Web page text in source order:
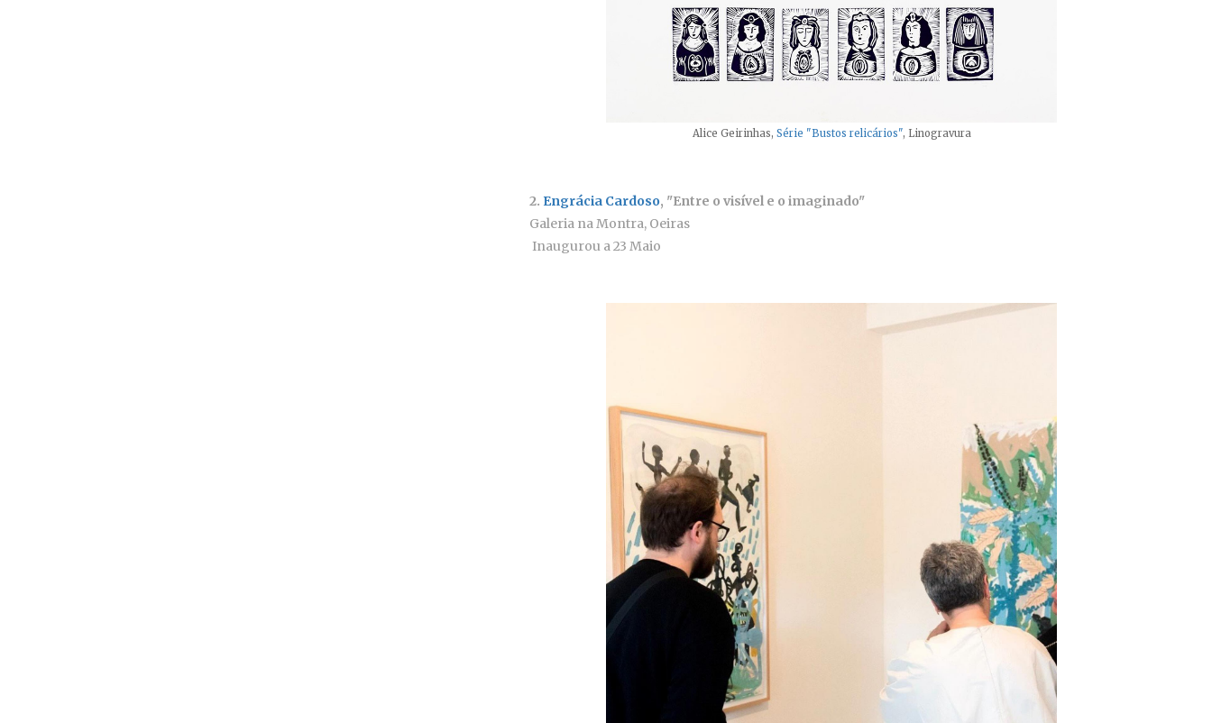
Alice Geirinhas, Série "Bustos relicários", Linogravura
2. Engrácia Cardoso, "Entre o visível e o imaginado"
Galeria na Montra, Oeiras
Inaugurou a 23 Maio